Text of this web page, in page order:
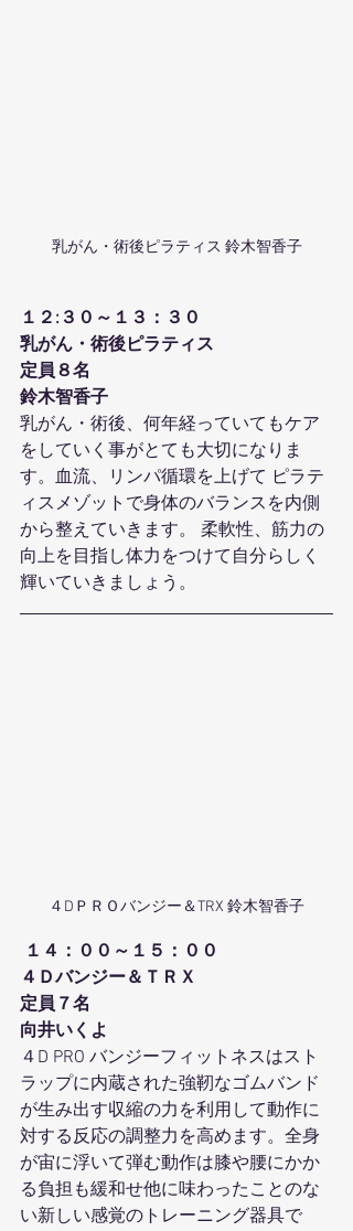
乳がん・術後ピラティス 鈴木智香子
１２:３０～１３：３０
乳がん・術後ピラティス
定員８名
鈴木智香子
乳がん・術後、何年経っていてもケア
をしていく事がとても大切になりま
す。血流、リンパ循環を上げて ピラテ
ィスメゾットで身体のバランスを内側
から整えていきます。 柔軟性、筋力の
向上を目指し体力をつけて自分らしく
輝いていきましょう。
４DＰＲＯバンジー＆TRX 鈴木智香子
１４：００～１５：００
４Ｄバンジー＆ＴＲＸ
定員７名
向井いくよ
４D PRO バンジーフィットネスはスト
ラップに内蔵された強靭なゴムバンド
が生み出す収縮の力を利用して動作に
対する反応の調整力を高めます。全身
が宙に浮いて弾む動作は膝や腰にかか
る負担も緩和せ他に味わったことのな
い新しい感覚のトレーニング器具で